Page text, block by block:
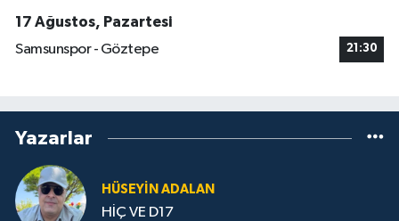
17 Ağustos, Pazartesi
Samsunspor - Göztepe
21:30
Yazarlar
HÜSEYIN ADALAN
HİÇ VE D17